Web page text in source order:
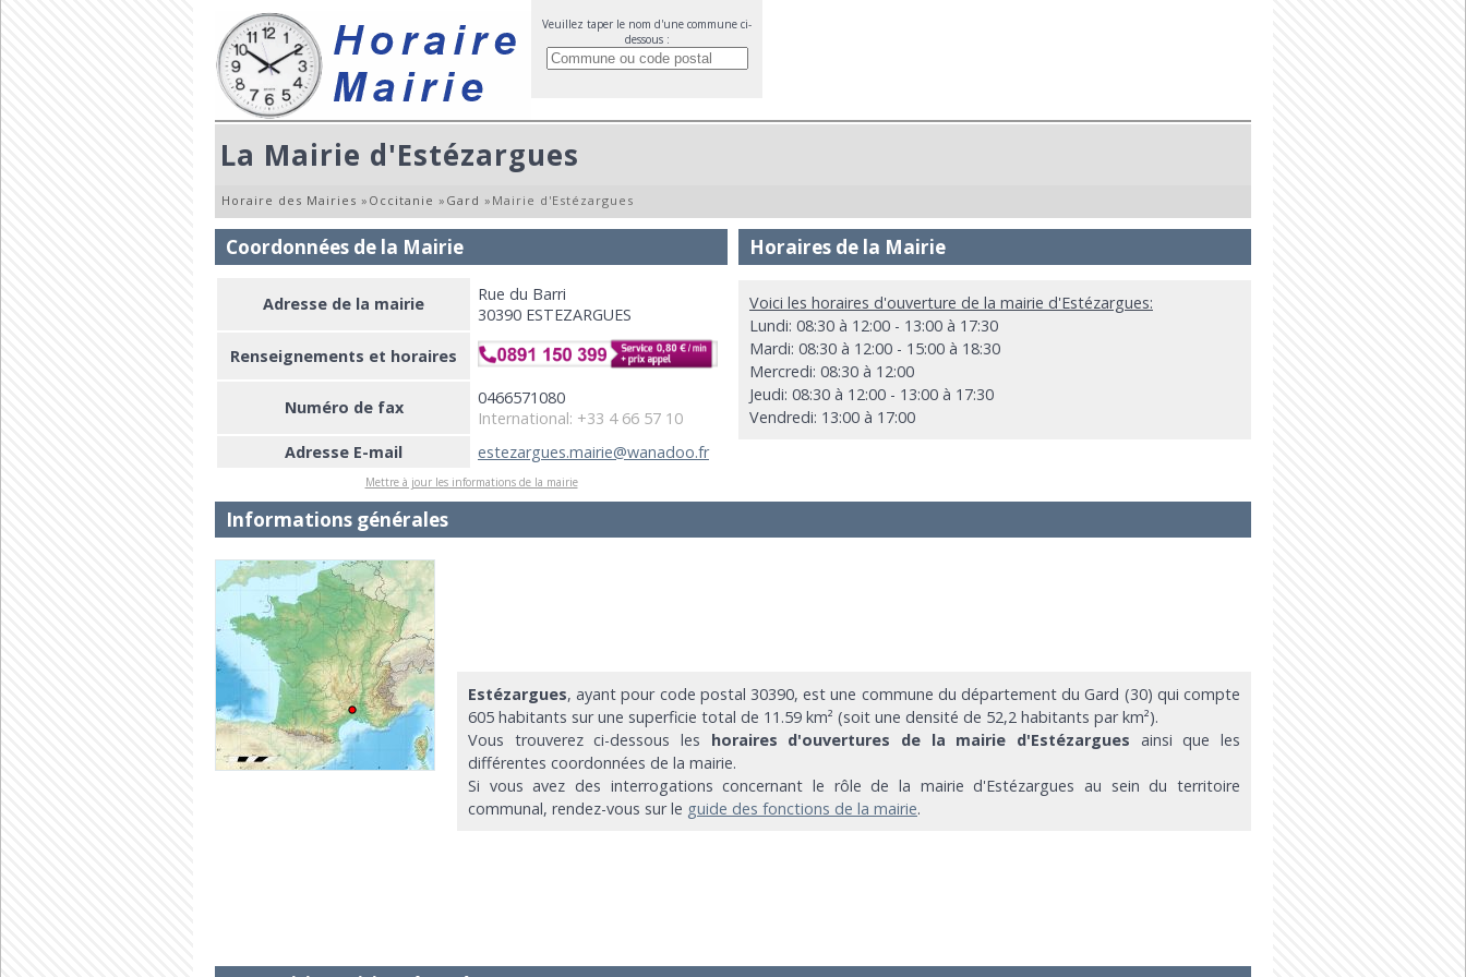
Veuillez taper le nom d'une commune ci-
dessous :
La Mairie d'Estézargues
Horaire des Mairies » Occitanie » Gard » Mairie d'Estézargues
Coordonnées de la Mairie
Adresse de la mairie
Rue du Barri
30390 ESTEZARGUES
Renseignements et horaires
Numéro de fax
0466571080
International: +33 4 66 57 10
Adresse E-mail
estezargues.mairie@wanadoo.fr
Mettre à jour les informations de la mairie
Horaires de la Mairie
Voici les horaires d'ouverture de la mairie d'Estézargues:
Lundi: 08:30 à 12:00 - 13:00 à 17:30
Mardi: 08:30 à 12:00 - 15:00 à 18:30
Mercredi: 08:30 à 12:00
Jeudi: 08:30 à 12:00 - 13:00 à 17:30
Vendredi: 13:00 à 17:00
Informations générales
Estézargues, ayant pour code postal 30390, est une commune du département du Gard (30) qui compte
605 habitants sur une superficie total de 11.59 km² (soit une densité de 52,2 habitants par km²).
Vous trouverez ci-dessous les horaires d'ouvertures de la mairie d'Estézargues ainsi que les
différentes coordonnées de la mairie.
Si vous avez des interrogations concernant le rôle de la mairie d'Estézargues au sein du territoire
communal, rendez-vous sur le guide des fonctions de la mairie.